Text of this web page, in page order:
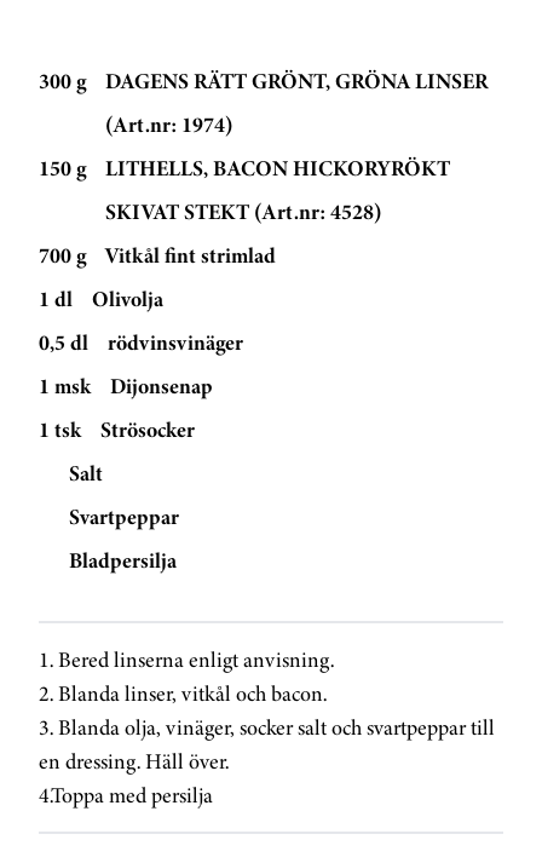
300 g
DAGENS RÄTT GRÖNT, GRÖNA LINSER
(Art.nr: 1974)
150 g
LITHELLS, BACON HICKORYRÖKT
SKIVAT STEKT (Art.nr: 4528)
700 g
Vitkål fint strimlad
1 dl
Olivolja
0,5 dl
rödvinsvinäger
1 msk
Dijonsenap
1 tsk
Strösocker
Salt
Svartpeppar
Bladpersilja
1. Bered linserna enligt anvisning.
2. Blanda linser, vitkål och bacon.
3. Blanda olja, vinäger, socker salt och svartpeppar till
en dressing. Häll över.
4.Toppa med persilja